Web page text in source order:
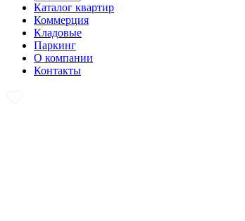
Каталог квартир
Коммерция
Кладовые
Паркинг
О компании
Контакты